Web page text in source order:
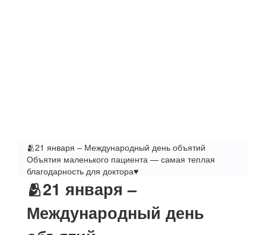
🫂21 января – Международный день объятий
Объятия маленького пациента — самая теплая
благодарность для доктора♥️
🫂21 января –
Международный день